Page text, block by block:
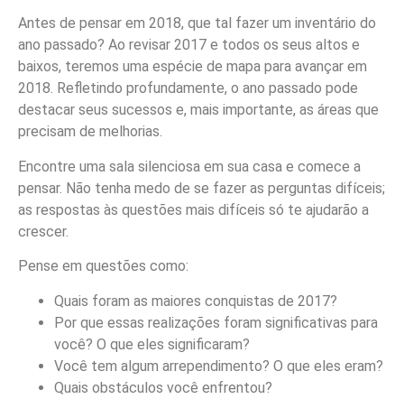
Antes de pensar em 2018, que tal fazer um inventário do
ano passado? Ao revisar 2017 e todos os seus altos e
baixos, teremos uma espécie de mapa para avançar em
2018. Refletindo profundamente, o ano passado pode
destacar seus sucessos e, mais importante, as áreas que
precisam de melhorias.
Encontre uma sala silenciosa em sua casa e comece a
pensar. Não tenha medo de se fazer as perguntas difíceis;
as respostas às questões mais difíceis só te ajudarão a
crescer.
Pense em questões como:
Quais foram as maiores conquistas de 2017?
Por que essas realizações foram significativas para
você? O que eles significaram?
Você tem algum arrependimento? O que eles eram?
Quais obstáculos você enfrentou?